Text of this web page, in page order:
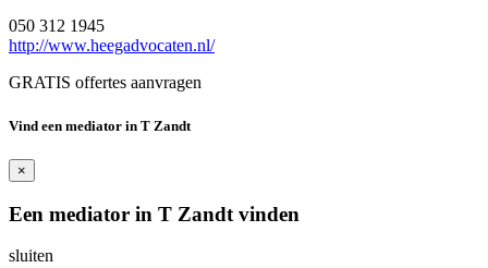
050 312 1945
http://www.heegadvocaten.nl/
GRATIS offertes aanvragen
Vind een mediator in T Zandt
×
Een mediator in T Zandt vinden
sluiten